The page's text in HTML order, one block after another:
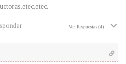
Ver Respuestas (4)